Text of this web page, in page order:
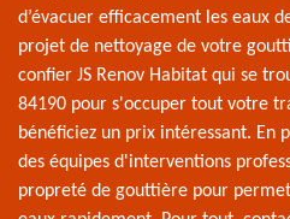
d’évacuer efficacement les eaux
projet de nettoyage de votre
confier JS Renov Habitat qui se
84190 pour s'occuper tout votre
bénéficiez un prix intéressant. En
des équipes d'interventions
propreté de gouttière pour